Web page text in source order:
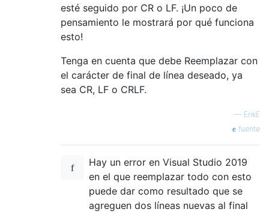
esté seguido por CR o LF. ¡Un poco de
pensamiento le mostrará por qué funciona
esto!
Tenga en cuenta que debe Reemplazar con
el carácter de final de línea deseado, ya
sea CR, LF o CRLF.
— ErikE
fuente
Hay un error en Visual Studio 2019
en el que reemplazar todo con esto
puede dar como resultado que se
agreguen dos líneas nuevas al final